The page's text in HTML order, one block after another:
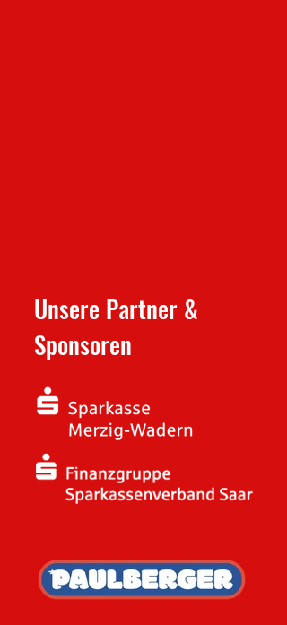
Unsere Partner &
Sponsoren